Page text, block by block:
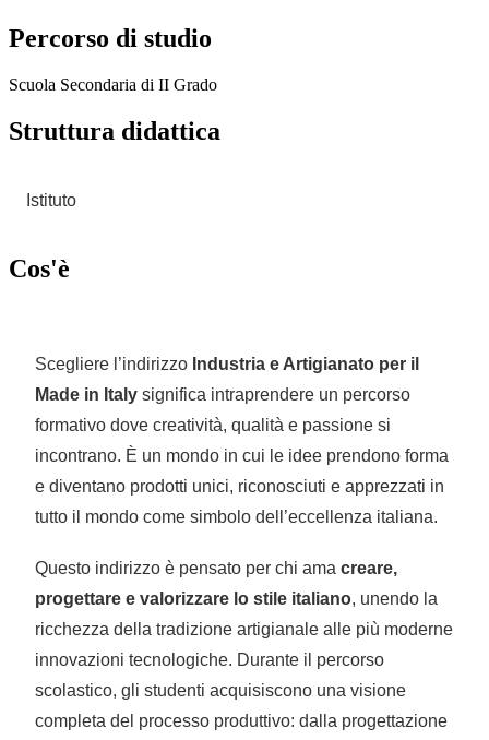
Percorso di studio
Scuola Secondaria di II Grado
Struttura didattica
Istituto
Cos'è
Scegliere l’indirizzo Industria e Artigianato per il
Made in Italy significa intraprendere un percorso
formativo dove creatività, qualità e passione si
incontrano. È un mondo in cui le idee prendono forma
e diventano prodotti unici, riconosciuti e apprezzati in
tutto il mondo come simbolo dell’eccellenza italiana.
Questo indirizzo è pensato per chi ama creare,
progettare e valorizzare lo stile italiano, unendo la
ricchezza della tradizione artigianale alle più moderne
innovazioni tecnologiche. Durante il percorso
scolastico, gli studenti acquisiscono una visione
completa del processo produttivo: dalla progettazione